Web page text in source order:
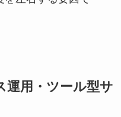
運用・ツール型サ